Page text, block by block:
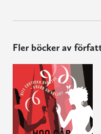
Fler böcker av